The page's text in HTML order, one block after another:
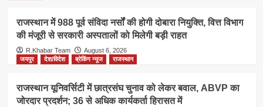
राजस्थान में 988 पूर्व संविदा नर्सों की होगी दोबारा नियुक्ति, वित्त विभाग
की मंजूरी से सरकारी अस्पतालों को मिलेगी बड़ी राहत
R.Khabar Team
August 6, 2026
जयपुर
देश/विदेश ब्रेकिंग न्यूज राजस्थान
राजस्थान यूनिवर्सिटी में छात्रसंघ चुनाव को लेकर बवाल, ABVP का
जोरदार प्रदर्शन; 36 से अधिक कार्यकर्ता हिरासत में